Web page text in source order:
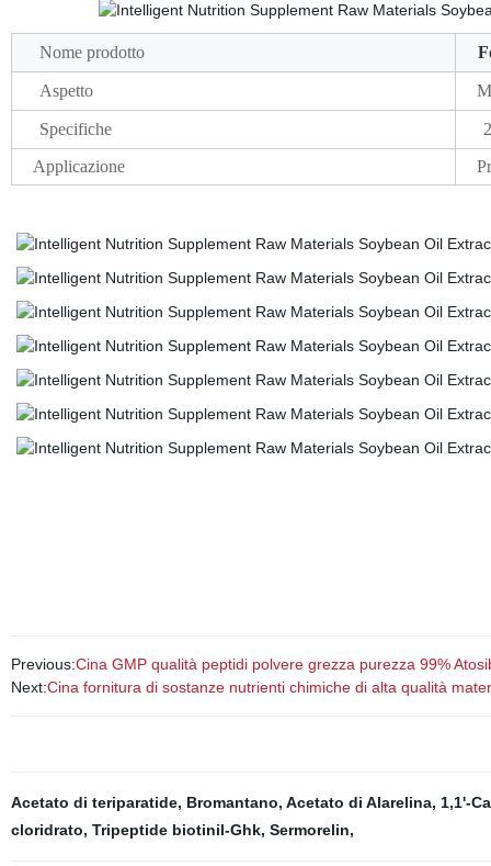
Nome prodotto
Aspetto
Specifiche
Applicazione
Previous:Cina GMP qualità peptidi polvere grezza purezza 99%
Next:Cina fornitura di sostanze nutrienti chimiche di alta qualità
Acetato di teriparatide, Bromantano, Acetato di Alarelina, 1,1'-
cloridrato, Tripeptide biotinil-Ghk, Sermorelin,